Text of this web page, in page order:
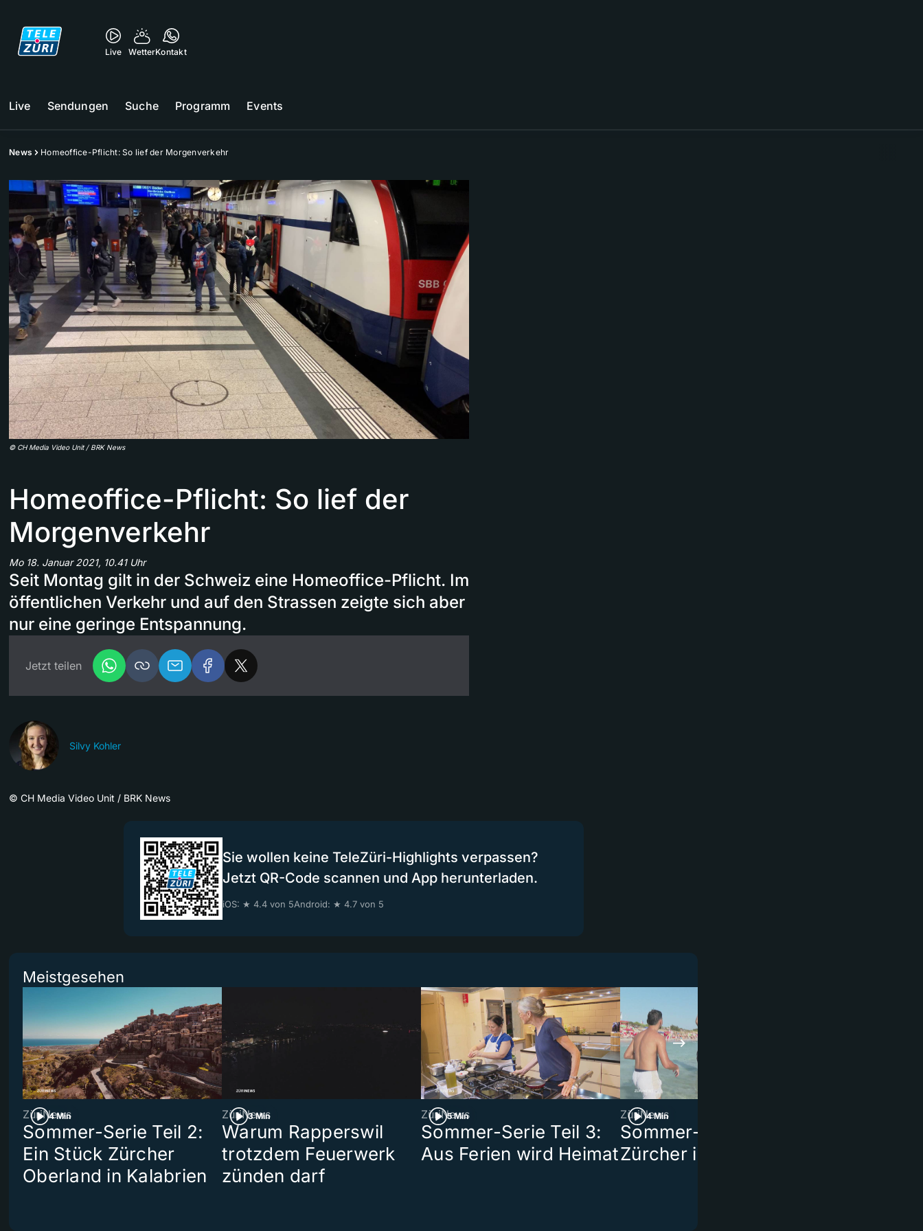
Live WetterKontakt
Live Sendungen Suche Programm Events
News Homeoffice-Pflicht: So lief der Morgenverkehr
© CH Media Video Unit / BRK News
Homeoffice-Pflicht: So lief der
Morgenverkehr
Mo 18. Januar 2021, 10.41 Uhr
Seit Montag gilt in der Schweiz eine Homeoffice-Pflicht. Im
öffentlichen Verkehr und auf den Strassen zeigte sich aber
nur eine geringe Entspannung.
Jetzt teilen
Silvy Kohler
© CH Media Video Unit / BRK News
Sie wollen keine TeleZüri-Highlights verpassen?
Jetzt QR-Code scannen und App herunterladen.
iOS: ★ 4.4 von 5Android: ★ 4.7 von 5
Meistgesehen
4 Min
ZüriNews
Sommer-Serie Teil 2:
Ein Stück Zürcher
Oberland in Kalabrien
3 Min
ZüriNews
Warum Rapperswil
trotzdem Feuerwerk
zünden darf
5 Min
ZüriNews
Sommer-Serie Teil 3:
Aus Ferien wird Heimat
4 Min
ZüriNews
Sommer-Serie Teil 1:
Zürcher in Italien